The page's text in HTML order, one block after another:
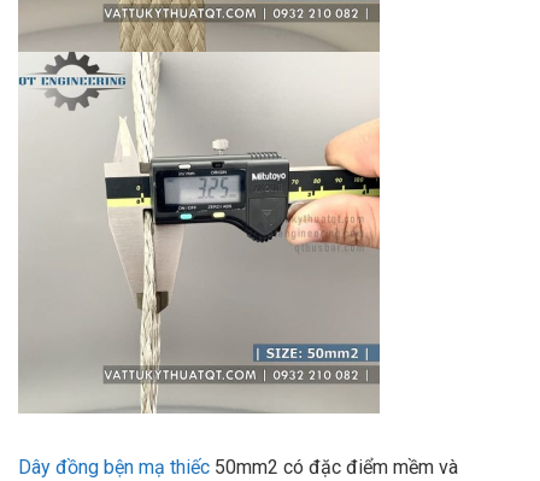
Dây đồng bện mạ thiếc 50mm2 có đặc điểm mềm và